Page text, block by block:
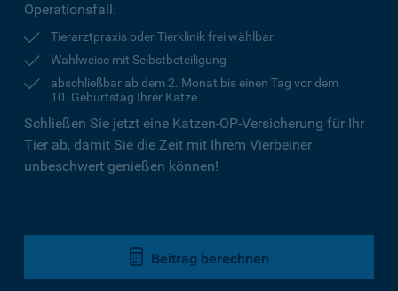
Operationsfall.
Tierarztpraxis oder Tierklinik frei wählbar
Wahlweise mit Selbstbeteiligung
abschließbar ab dem 2. Monat bis einen Tag vor dem
10. Geburtstag Ihrer Katze
Schließen Sie jetzt eine Katzen-OP-Versicherung für Ihr
Tier ab, damit Sie die Zeit mit Ihrem Vierbeiner
unbeschwert genießen können!
Beitrag berechnen